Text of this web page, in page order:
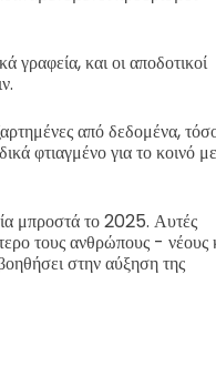
γραφεία, και οι αποδοτικοί
από δεδομένα,
φτιαγμένο για το κοινό με
μπροστά το 2025. Αυτές
τους ανθρώπους - νέους
στην αύξηση της